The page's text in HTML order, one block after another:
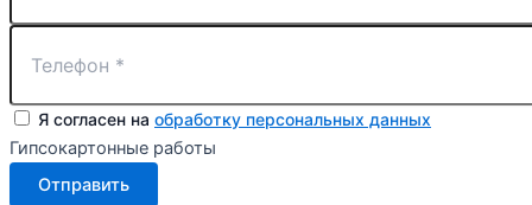
Я согласен на обработку персональных данных
Гипсокартонные работы
Отправить